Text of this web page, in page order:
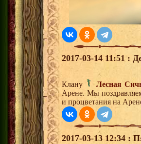
2017-03-14 11:51 :
Клану Лесная
Арене. Мы
и процветания на
2017-03-13 12:34 :